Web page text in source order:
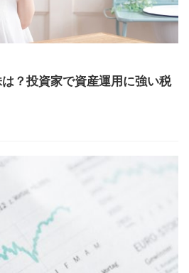
？投資家で資産運用に強い税